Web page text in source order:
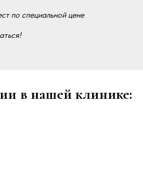
по специальной цене
в нашей клинике: